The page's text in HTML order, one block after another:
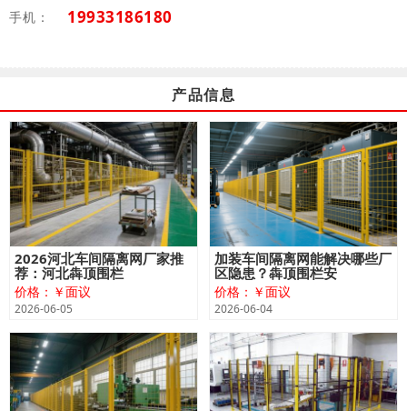
手机： 19933186180
产品信息
2026河北车间隔离网厂家推
荐：河北犇顶围栏
价格：￥面议
2026-06-05
加装车间隔离网能解决哪些厂
区隐患？犇顶围栏安
价格：￥面议
2026-06-04